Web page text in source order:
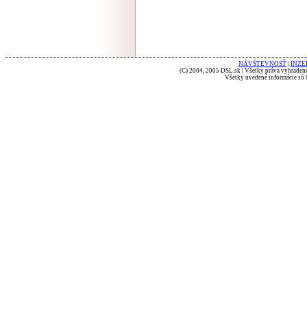
NÁVŠTEVNOSŤ
(C) 2004, 2005 DSL.sk | Všetky práva
Všetky uvedené informácie sú